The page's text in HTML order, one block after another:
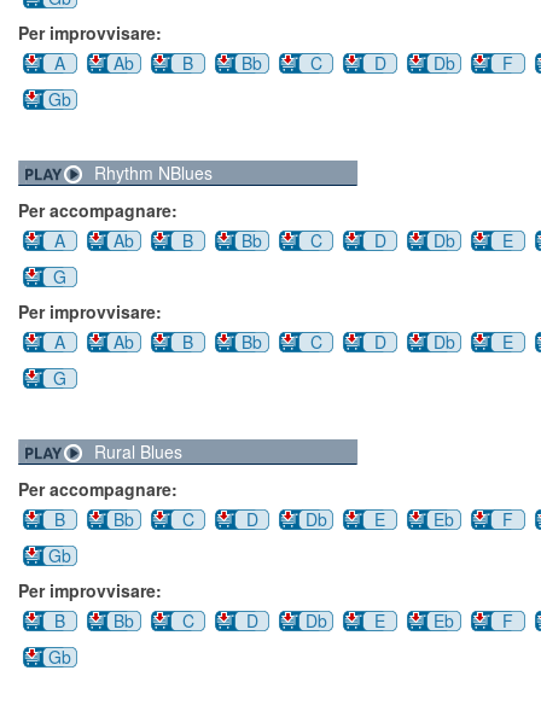
Per improvvisare:
A
Ab B Bb C D Db
F
Gb
Rhythm NBlues
Per accompagnare:
A
Ab B Bb C D Db
E
G
Per improvvisare:
A
Ab B Bb C D Db
E
G
Rural Blues
Per accompagnare:
B
Bb C D Db E Eb
F
Gb
Per improvvisare:
B
Bb C D Db E Eb
F
Gb